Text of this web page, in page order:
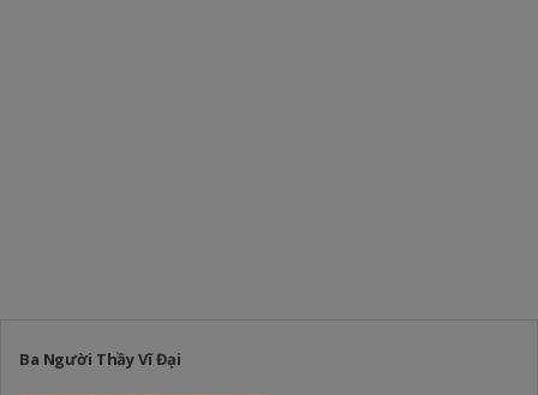
Ba Người Thầy Vĩ Đại